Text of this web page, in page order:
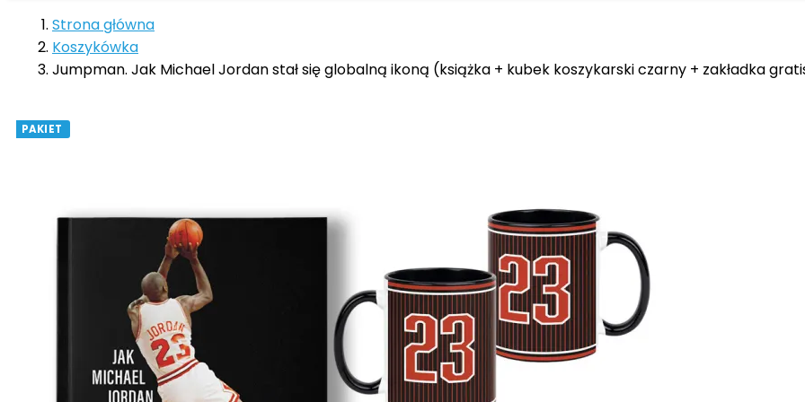
Strona główna
Koszykówka
Jumpman. Jak Michael Jordan stał się globalną ikoną (książka + kubek koszykarski czarny + zakładka
PAKIET